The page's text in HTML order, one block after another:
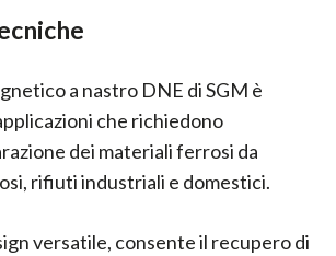
a nastro DNE di SGM è
che richiedono
dei materiali ferrosi da
rifiuti industriali e domestici.
versatile, consente il recupero di